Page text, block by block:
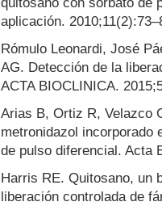
aplicación.
Rómulo Leonardi, José
AG. Detección de la
ACTA BIOCLINICA.
Arias B, Ortiz R, Velazco
metronidazol incorporado
de pulso diferencial. Acta
Harris RE. Quitosano, un
liberación controlada de